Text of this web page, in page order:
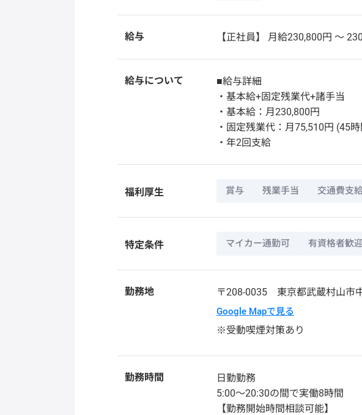
給与 【正社員】 月給230,800円 〜
給与について
■給与詳細
・基本給+固定残業代+諸手当
・基本給：月230,800円
・固定残業代：月75,510円 (45
・年2回支給
福利厚生 賞与 残業手当 交通費支
特定条件 マイカー通勤可 有資格者歓迎
勤務地 〒208-0035 東京都武蔵村山市
Google Mapで見る
※受動喫煙対策あり
勤務時間
日勤勤務
5:00～20:30の間で実働8時間
【勤務開始時間相談可能】